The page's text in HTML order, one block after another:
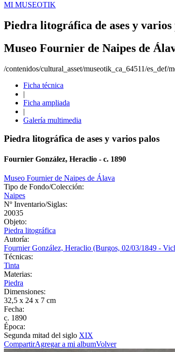
MI MUSEOTIK
Piedra litográfica de ases y varios
Museo Fournier de Naipes de
/contenidos/cultural_asset/museotik_ca_64511/es_def/
Ficha técnica
|
Ficha ampliada
|
Galería multimedia
Piedra litográfica de ases y varios palos
Fournier González, Heraclio - c. 1890
Museo Fournier de Naipes de Álava
Tipo de Fondo/Colección:
Naipes
Nº Inventario/Siglas:
20035
Objeto:
Piedra litográfica
Autoría:
Fournier González, Heraclio (Burgos, 02/03/1849 -
Técnicas:
Tinta
Materias:
Piedra
Dimensiones:
32,5 x 24 x 7 cm
Fecha:
c. 1890
Época:
Segunda mitad del siglo XIX
CompartirAgregar a mi albumVolver